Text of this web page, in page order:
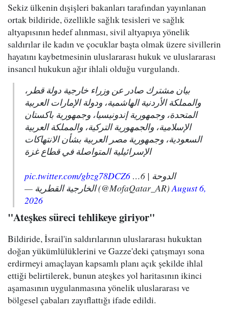
Sekiz ülkenin dışişleri bakanları tarafından yayınlanan
ortak bildiride, özellikle sağlık tesisleri ve sağlık
altyapısının hedef alınması, sivil altyapıya yönelik
saldırılar ile kadın ve çocuklar başta olmak üzere sivillerin
hayatını kaybetmesinin uluslararası hukuk ve uluslararası
insancıl hukukun ağır ihlali olduğu vurgulandı.
بيان مشترك صادر عن وزراء خارجية دولة قطر،
والمملكة الأردنية الهاشمية، ودولة الإمارات العربية
المتحدة، وجمهورية إندونيسيا، وجمهورية باكستان
الإسلامية، والجمهورية التركية، والمملكة العربية
السعودية، وجمهورية مصر العربية بشأن الانتهاكات
الإسرائيلية المتواصلة في قطاع غزة
الدوحة | 6…
pic.twitter.com/gbzg78DCZ6
— الخارجية القطرية (@MofaQatar_AR)August 6,
2026
"Ateşkes süreci tehlikeye giriyor"
Bildiride, İsrail'in saldırılarının uluslararası hukuktan
doğan yükümlülüklerini ve Gazze'deki çatışmayı sona
erdirmeyi amaçlayan kapsamlı planı açık şekilde ihlal
ettiği belirtilerek, bunun ateşkes yol haritasının ikinci
aşamasının uygulanmasına yönelik uluslararası ve
bölgesel çabaları zayıflattığı ifade edildi.